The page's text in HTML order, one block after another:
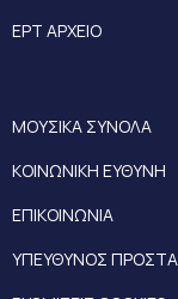
ΕΡΤ ΑΡΧΕΙΟ
ΜΟΥΣΙΚΑ ΣΥΝΟΛΑ
ΚΟΙΝΩΝΙΚΗ ΕΥΘΥΝΗ
ΕΠΙΚΟΙΝΩΝΙΑ
ΥΠΕΥΘΥΝΟΣ